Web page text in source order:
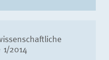
2014